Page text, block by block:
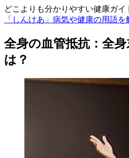
どこよりも分かりやすい健康ガイ
「しんけあ」病気や健康の用語を
全身の血管抵抗：全
は？